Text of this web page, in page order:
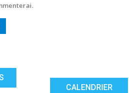
CALENDRIER